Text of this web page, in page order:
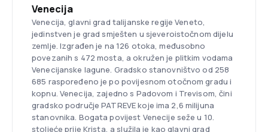
Venecija
Venecija, glavni grad talijanske regije Veneto,
jedinstven je grad smješten u sjeveroistočnom dijelu
zemlje. Izgrađen je na 126 otoka, međusobno
povezanih s 472 mosta, a okružen je plitkim vodama
Venecijanske lagune. Gradsko stanovništvo od 258
685 raspoređeno je po povijesnom otočnom gradu i
kopnu. Venecija, zajedno s Padovom i Trevisom, čini
gradsko područje PATREVE koje ima 2,6 milijuna
stanovnika. Bogata povijest Venecije seže u 10.
stoljeće prije Krista, a služila je kao glavni grad